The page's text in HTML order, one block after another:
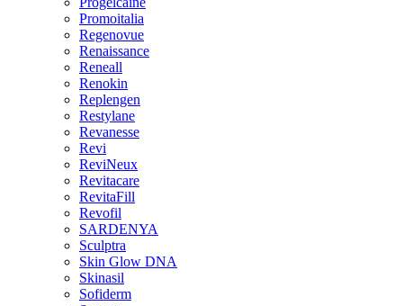
Promoitalia
Regenovue
Renaissance
Reneall
Renokin
Replengen
Restylane
Revanesse
Revi
ReviNeux
Revitacare
RevitaFill
Revofil
SARDENYA
Sculptra
Skin Glow DNA
Skinasil
Sofiderm